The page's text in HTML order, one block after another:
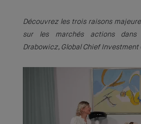
Découvrez les trois raisons
sur les marchés actions dans
Drabowicz, Global Chief